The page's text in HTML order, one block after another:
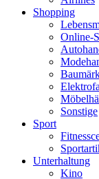
Shopping
Online-
Sonstige
Sport
Unterhaltung
Kino